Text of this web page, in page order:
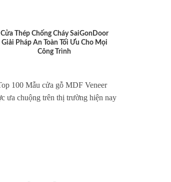
Cửa Thép Chống Cháy SaiGonDoor
Giải Pháp An Toàn Tối Ưu Cho Mọi
Công Trình